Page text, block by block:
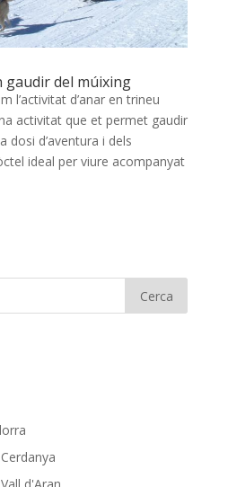
gaudir del múixing
l’activitat d’anar en trineu
activitat que et permet gaudir
dosi d’aventura i dels
ideal per viure acompanyat